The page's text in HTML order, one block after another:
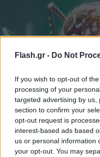
Flash.gr - Do Not
If you wish to opt-out of
processing of your
targeted advertising by
section to confirm your
opt-out request is
interest-based ads based
us or personal information
your opt-out. You may